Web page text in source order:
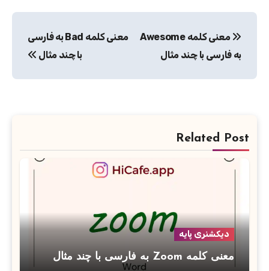
نوشته
معنی کلمه Awesome
به فارسی با چند مثال
معنی کلمه Bad به فارسی
با چند مثال
Related Post
دیکشنری پایه
معنی کلمه Zoom به فارسی با چند مثال